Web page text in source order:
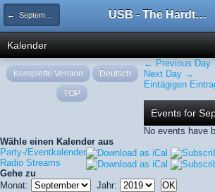
← September 2019 USB - The Hardtechno Family
Kalender
← Previous Day
Next Day →
Eintägigen
Events for
No events have
Wähle einen Kalender aus
Party-/Eventkalender
Radio Streams
Gehe zu
Monat:
Jahr:
Komplette Version
Deutsch
TOP